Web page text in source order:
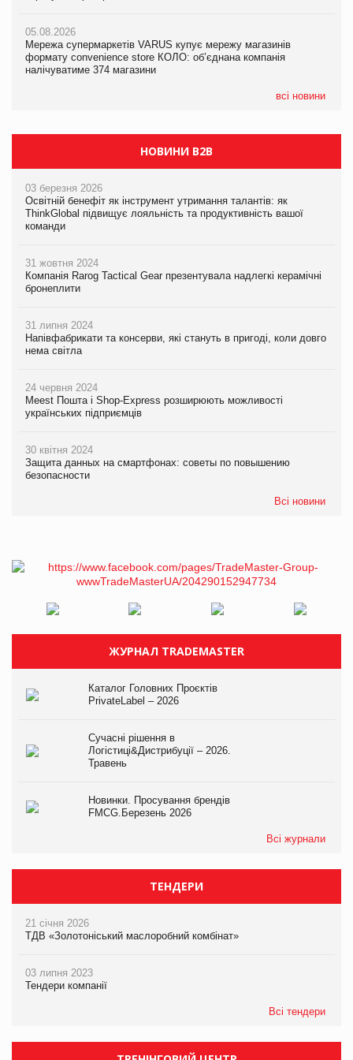
05.08.2026
Мережа супермаркетів VARUS купує мережу магазинів
формату convenience store КОЛО: об’єднана компанія
налічуватиме 374 магазини
всі новини
04.08.2026
Через атаку РФ у Дніпрі пошкоджено склад шоколаду
Millennium
05.08.2026
Adidas витратила понад $1 млрд на маркетинг за квартал
НОВИНИ B2B
03 березня 2026
Освітній бенефіт як інструмент утримання талантів: як
ThinkGlobal підвищує лояльність та продуктивність вашої
команди
31 жовтня 2024
Компанія Rarog Tactical Gear презентувала надлегкі керамічні
бронеплити
31 липня 2024
Напівфабрикати та консерви, які стануть в пригоді, коли довго
нема світла
24 червня 2024
Meest Пошта і Shop-Express розширюють можливості
українських підприємців
30 квітня 2024
Защита данных на смартфонах: советы по повышению
безопасности
Всі новини
ЖУРНАЛ TRADEMASTER
Каталог Головних Проєктів
PrivateLabel – 2026
Сучасні рішення в
Логістиці&Дистрибуції – 2026.
Травень
Новинки. Просування брендів
FMCG.Березень 2026
Всі журнали
ТЕНДЕРИ
21 січня 2026
ТДВ «Золотоніський маслоробний комбінат»
03 липня 2023
Тендери компанії
Всі тендери